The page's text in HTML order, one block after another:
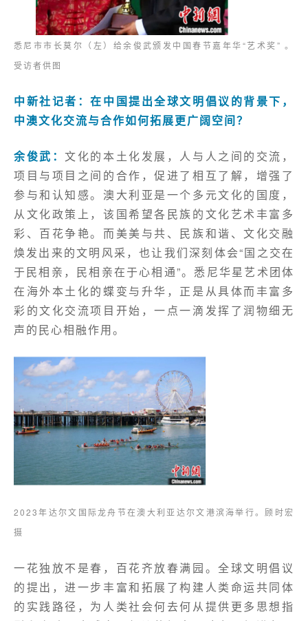
悉尼市市长莫尔（左）给余俊武颁发中国春节嘉年华“艺术奖” 。
受访者供图
中新社记者：在中国提出全球文明倡议的背景下，
中澳文化交流与合作如何拓展更广阔空间？
余俊武：文化的本土化发展，人与人之间的交流，
项目与项目之间的合作，促进了相互了解，增强了
参与和认知感。澳大利亚是一个多元文化的国度，
从文化政策上，该国希望各民族的文化艺术丰富多
彩、百花争艳。而美美与共、民族和谐、文化交融
焕发出来的文明风采，也让我们深刻体会“国之交在
于民相亲，民相亲在于心相通”。悉尼华星艺术团体
在海外本土化的蝶变与升华，正是从具体而丰富多
彩的文化交流项目开始，一点一滴发挥了润物细无
声的民心相融作用。
2023年达尔文国际龙舟节在澳大利亚达尔文港滨海举行。顾时宏
摄
一花独放不是春，百花齐放春满园。全球文明倡议
的提出，进一步丰富和拓展了构建人类命运共同体
的实践路径，为人类社会何去何从提供更多思想指